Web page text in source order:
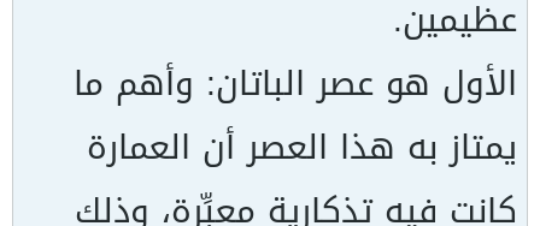
عظيمين.
الأول هو عصر الباتان: وأهم ما
يمتاز به هذا العصر أن العمارة
كانت فيه تذكارية معبِّرة، وذلك